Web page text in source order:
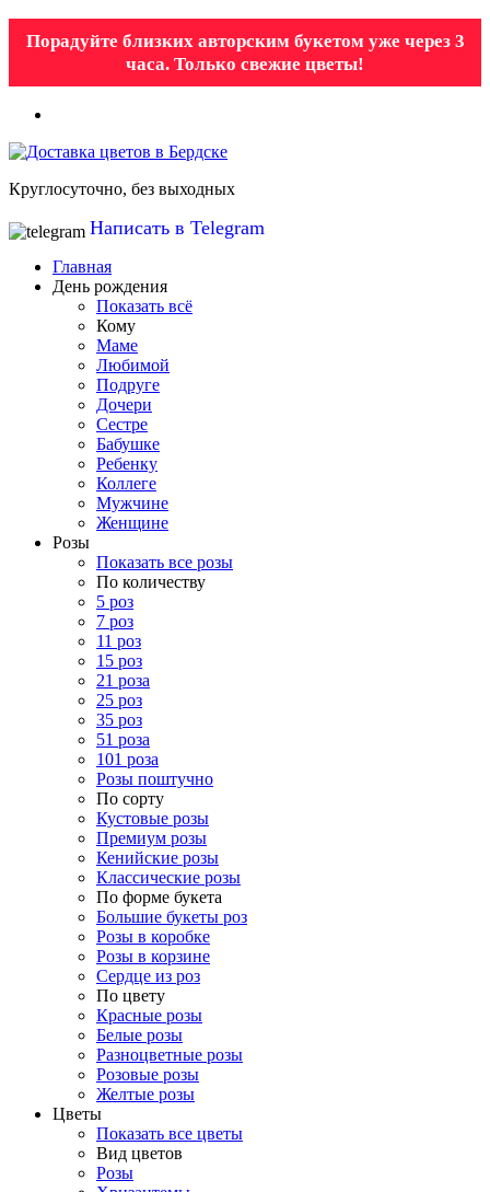
Порадуйте близких авторским букетом уже через 3
часа. Только свежие цветы!
Круглосуточно, без выходных
Написать в Telegram
Главная
День рождения
Показать всё
Кому
Маме
Любимой
Подруге
Дочери
Сестре
Бабушке
Ребенку
Коллеге
Мужчине
Женщине
Розы
Показать все розы
По количеству
5 роз
7 роз
11 роз
15 роз
21 роза
25 роз
35 роз
51 роза
101 роза
Розы поштучно
По сорту
Кустовые розы
Премиум розы
Кенийские розы
Классические розы
По форме букета
Большие букеты роз
Розы в коробке
Розы в корзине
Сердце из роз
По цвету
Красные розы
Белые розы
Разноцветные розы
Розовые розы
Желтые розы
Цветы
Показать все цветы
Вид цветов
Розы